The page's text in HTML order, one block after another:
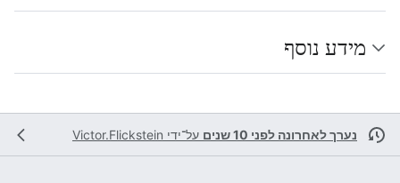
מידע נוסף
נערך לאחרונה לפני 10 שנים על־ידי Victor.Flickstein